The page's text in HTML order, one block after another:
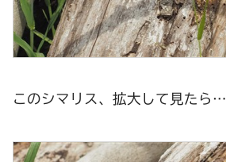
このシマリス、拡大して見たら…